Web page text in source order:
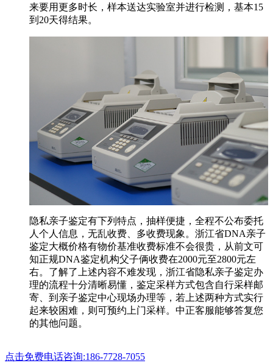
来要用更多时长，样本送达实验室并进行检测，基本15
到20天得结果。
隐私亲子鉴定有下列特点，抽样便捷，全程不公布委托
人个人信息，无乱收费、多收费现象。浙江省DNA亲子
鉴定大概价格有物价基准收费标准不会很贵，从前文可
知正规DNA鉴定机构父子俩收费在2000元至2800元左
右。了解了上述内容不难发现，浙江省隐私亲子鉴定办
理的流程十分清晰易懂，鉴定采样方式包含自行采样邮
寄、到亲子鉴定中心现场办理等，若上述两种方式实行
起来较困难，则可预约上门采样。中正客服能够答复您
的其他问题。
点击免费电话咨询:186-7728-7055